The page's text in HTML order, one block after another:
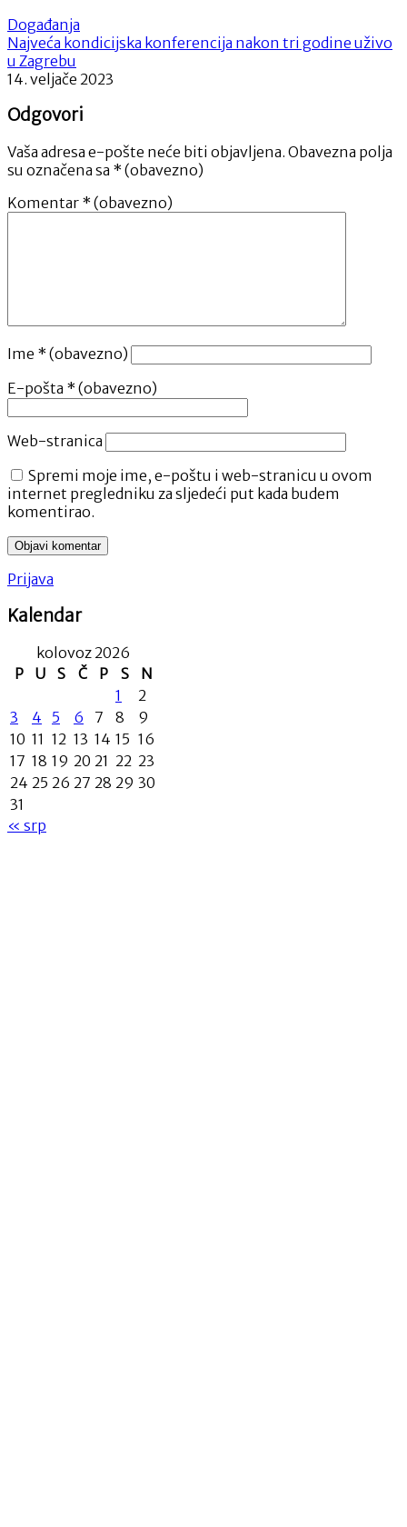
Događanja
Najveća kondicijska konferencija nakon tri godine uživo
u Zagrebu
14. veljače 2023
Odgovori
Vaša adresa e-pošte neće biti objavljena. Obavezna polja
su označena sa * (obavezno)
Komentar * (obavezno)
Ime * (obavezno)
E-pošta * (obavezno)
Web-stranica
Spremi moje ime, e-poštu i web-stranicu u ovom
internet pregledniku za sljedeći put kada budem
komentirao.
Prijava
Kalendar
kolovoz 2026
P
U S Č P S
N
1
2
3
4 5 6 7 8
9
10 11 12 13 14 15 16
17 18 19 20 21 22 23
24 25 26 27 28 29 30
31
« srp